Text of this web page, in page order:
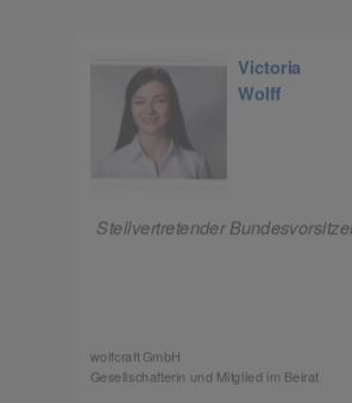
Victoria
Wolff
Stellvertretender
wolfcraft GmbH
Gesellschafterin und Mitglied im Beirat